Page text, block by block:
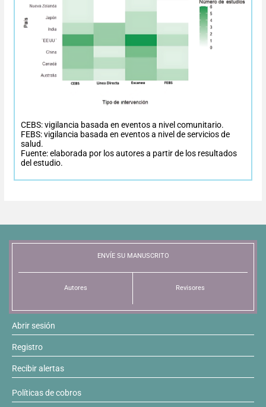
Políticas editoriales
Instrucciones para autores
Patrocinadores y financiamiento
Comité editorial
Resúmenes de congresos
CEBS: vigilancia basada en eventos a nivel comunitario.
FEBS: vigilancia basada en eventos a nivel de servicios de
salud.
Fuente: elaborada por los autores a partir de los resultados
del estudio.
ENVÍE SU MANUSCRITO
Autores Revisores
Abrir sesión
Registro
Recibir alertas
Políticas de cobros